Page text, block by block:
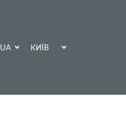
UA
КИЇВ